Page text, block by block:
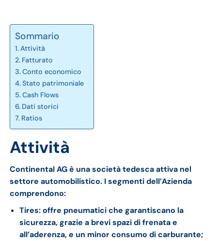
Sommario
Attività
Fatturato
Conto economico
Stato patrimoniale
Cash Flows
Dati storici
Ratios
Attività
Continental AG è una società tedesca attiva nel
settore automobilistico. I segmenti dell’Azienda
comprendono:
Tires: offre pneumatici che garantiscano la
sicurezza, grazie a brevi spazi di frenata e
all’aderenza, e un minor consumo di carburante;